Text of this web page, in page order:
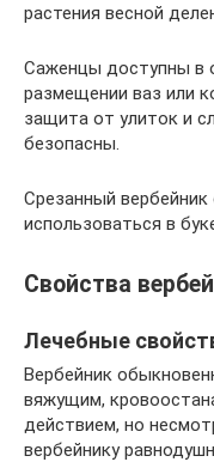
растения весной
Саженцы доступны в
размещении ваз или
защита от улиток и
безопасны.
Срезанный
использоваться в
Свойства
Лечебные
Вербейник
вяжущим,
действием, но
вербейнику